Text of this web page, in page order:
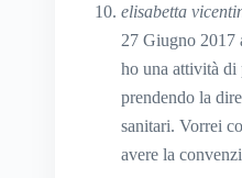
elisabetta
27 Giugno 2017
ho una attività di
prendendo la
sanitari. Vorrei
avere la